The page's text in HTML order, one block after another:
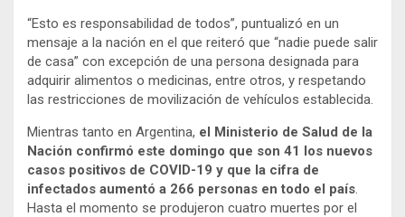
“Esto es responsabilidad de todos”, puntualizó en un
mensaje a la nación en el que reiteró que “nadie puede salir
de casa” con excepción de una persona designada para
adquirir alimentos o medicinas, entre otros, y respetando
las restricciones de movilización de vehículos establecida.
Mientras tanto en Argentina, el Ministerio de Salud de la
Nación confirmó este domingo que son 41 los nuevos
casos positivos de COVID-19 y que la cifra de
infectados aumentó a 266 personas en todo el país.
Hasta el momento se produjeron cuatro muertes por el